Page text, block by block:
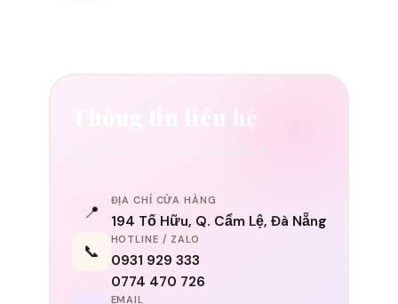
Thông tin liên hệ
📍
ĐỊA CHỈ CỬA HÀNG
194 Tố Hữu, Q. Cẩm Lệ, Đà Nẵng
📞
HOTLINE / ZALO
0931 929 333
0774 470 726
EMAIL